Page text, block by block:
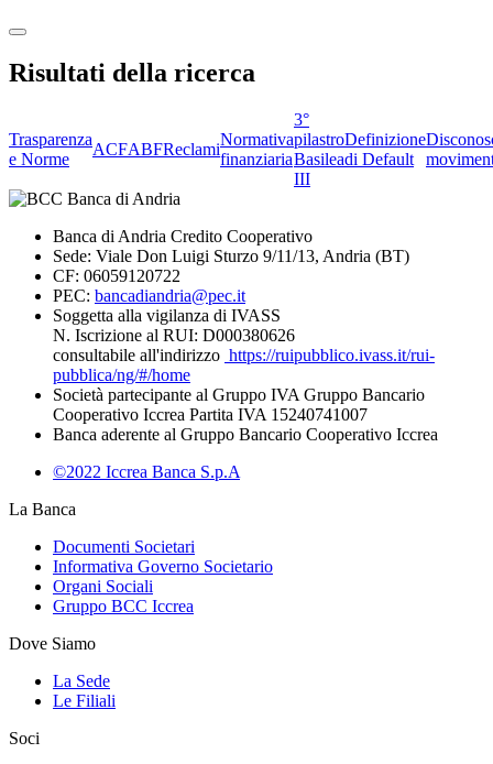
Risultati della ricerca
Trasparenza
e Norme
ACFABFReclami
Normativa
finanziaria
3°
pilastro
Basilea
III
Definizione
di Default
Banca di Andria Credito Cooperativo
Sede: Viale Don Luigi Sturzo 9/11/13, Andria (BT)
CF: 06059120722
PEC: bancadiandria@pec.it
Soggetta alla vigilanza di IVASS
N. Iscrizione al RUI: D000380626
consultabile all'indirizzo https://ruipubblico.ivass.it/rui-
pubblica/ng/#/home
Società partecipante al Gruppo IVA Gruppo Bancario
Cooperativo Iccrea Partita IVA 15240741007
Banca aderente al Gruppo Bancario Cooperativo Iccrea
©2022 Iccrea Banca S.p.A
La Banca
Documenti Societari
Informativa Governo Societario
Organi Sociali
Gruppo BCC Iccrea
Dove Siamo
La Sede
Le Filiali
Soci